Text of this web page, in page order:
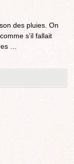
des pluies. On
s’il fallait
…